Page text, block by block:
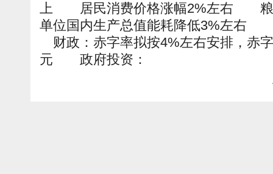
上 居民消费价格涨幅2%左右
单位国内生产总值能耗降低3%左
财政：赤字率拟按4%左右安排，赤
元 政府投资：